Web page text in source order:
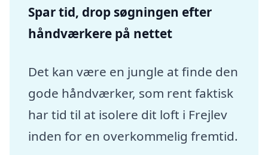
Spar tid, drop søgningen efter
håndværkere på nettet
Det kan være en jungle at finde den
gode håndværker, som rent faktisk
har tid til at isolere dit loft i Frejlev
inden for en overkommelig fremtid.